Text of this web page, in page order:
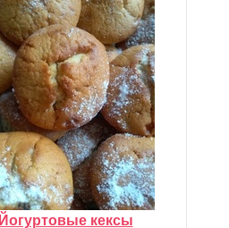
Йогуртовые кексы